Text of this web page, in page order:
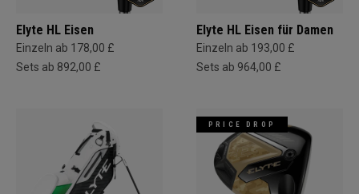
Elyte HL Eisen
Einzeln ab 178,00 £
Sets ab 892,00 £
Elyte HL Eisen für Damen
Einzeln ab 193,00 £
Sets ab 964,00 £
PRICE DROP